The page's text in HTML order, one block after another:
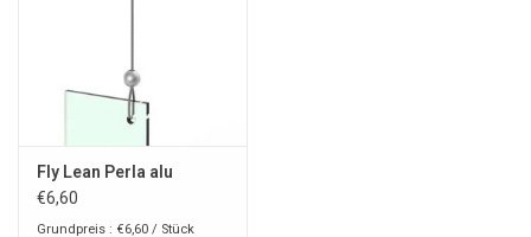
Fly Lean Perla alu
€6,60
Grundpreis : €6,60 / Stück